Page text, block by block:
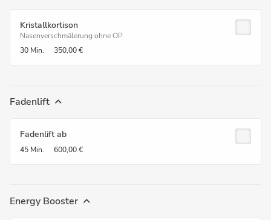
Kristallkortison
Nasenverschmälerung ohne OP
30 Min.
350,00 €
Fadenlift
Fadenlift ab
45 Min. 600,00 €
Energy Booster